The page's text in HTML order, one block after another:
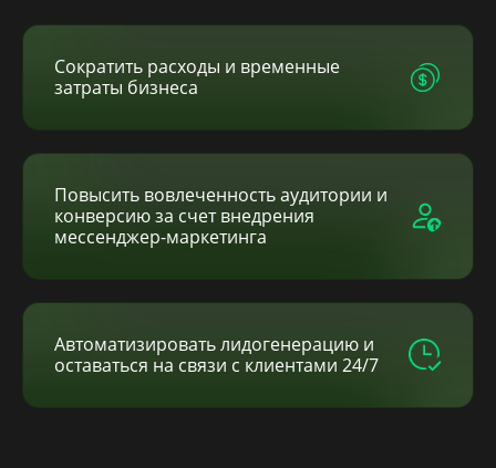
Сократить расходы и временные
затраты бизнеса
Повысить вовлеченность аудитории и
конверсию за счет внедрения
мессенджер-маркетинга
Автоматизировать лидогенерацию и
оставаться на связи с клиентами 24/7